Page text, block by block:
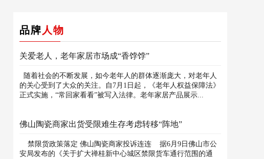
品牌 人物
关爱老人，老年家居市场成“香饽饽”
随着社会的不断发展，如今老年人的群体逐渐庞大，对老年人
的关心受到了大众的关注。自7月1日起，《老年人权益保障法》
正式实施，“常回家看看”被写入法律。老年家居产品展示...
佛山陶瓷商家出货受限难生存考虑转移“阵地”
禁限货政策落定 佛山陶瓷商家投诉连连 据6月9日佛山市公
安局发布的《关于扩大禅桂新中心城区禁限货车通行范围的通